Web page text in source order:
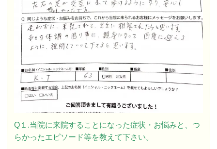
Q１.当院に来院することになった症状・お悩みと、つ
らかったエピソード等を教えて下さい。